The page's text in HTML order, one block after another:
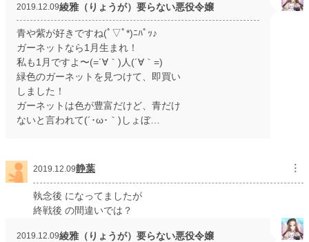
2019.12.09綾雅（りょうが）要らない悪役令嬢
青や紫が好きですね(ﾟ▽ﾟ*)ﾆﾊﾟｯ♪
ガーネットなら1月生まれ！
私も1月ですよ〜(=´∀｀)人(´∀｀=)
緑色のガーネットを見つけて、即買い
しました！
ガーネットは色が豊富だけど、青だけ
ないと言われて(´･ω･｀)しょぼ…
2019.12.09静葉 ︙
執念後 になってましたが
終戦後 の間違いでは？
2019.12.09綾雅（りょうが）要らない悪役令嬢